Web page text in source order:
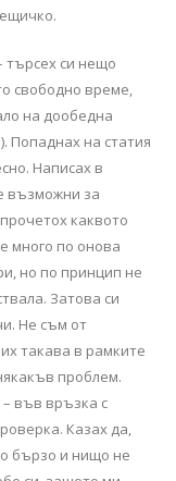
търсех си нещо
свободно време,
на дообедна
Попаднах на статия
Написах в
възможни за
каквото
много по онова
но по принцип не
Затова си
Не съм от
такава в рамките
проблем.
във връзка с
Казах да,
бързо и нищо не